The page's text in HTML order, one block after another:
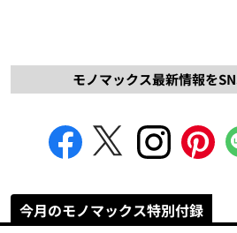
モノマックス最新情報を
今月のモノマックス特別付録